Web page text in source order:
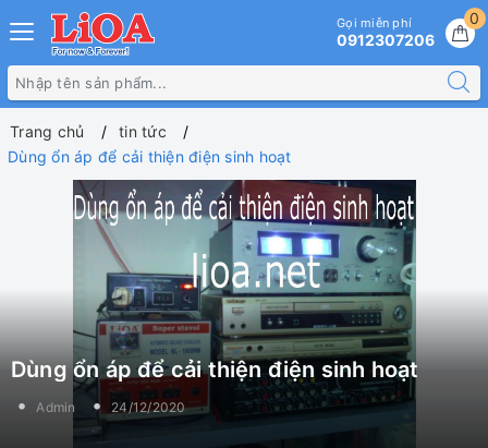
0
Gọi miễn phí
0912307206
Trang chủ
tin tức
Dùng ổn áp để cải thiện điện sinh hoạt
Dùng ổn áp để cải thiện điện sinh hoạt
Admin 24/12/2020